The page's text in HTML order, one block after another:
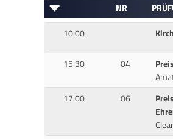
NR
10:00
15:30 04
17:00 06